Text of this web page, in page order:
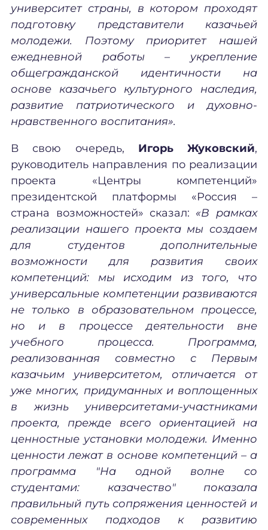
университет страны, в котором проходят
подготовку представители казачьей
молодежи. Поэтому приоритет нашей
ежедневной работы – укрепление
общегражданской идентичности на
основе казачьего культурного наследия,
развитие патриотического и духовно-
нравственного воспитания».
В свою очередь, Игорь Жуковский,
руководитель направления по реализации
проекта «Центры компетенций»
президентской платформы «Россия –
страна возможностей» сказал: «В рамках
реализации нашего проекта мы создаем
для студентов дополнительные
возможности для развития своих
компетенций: мы исходим из того, что
универсальные компетенции развиваются
не только в образовательном процессе,
но и в процессе деятельности вне
учебного процесса. Программа,
реализованная совместно с Первым
казачьим университетом, отличается от
уже многих, придуманных и воплощенных
в жизнь университетами-участниками
проекта, прежде всего ориентацией на
ценностные установки молодежи. Именно
ценности лежат в основе компетенций – а
программа "На одной волне со
студентами: казачество" показала
правильный путь сопряжения ценностей и
современных подходов к развитию